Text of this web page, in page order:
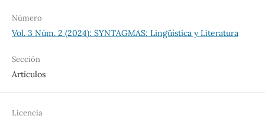
Número
Vol. 3 Núm. 2 (2024): SYNTAGMAS: Lingüística y Literatura
Sección
Artículos
Licencia